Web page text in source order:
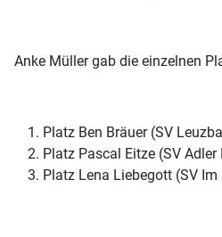
Anke Müller gab die einzelnen
Platz Ben Bräuer (SV
Platz Pascal Eitze (SV
Platz Lena Liebegott (SV